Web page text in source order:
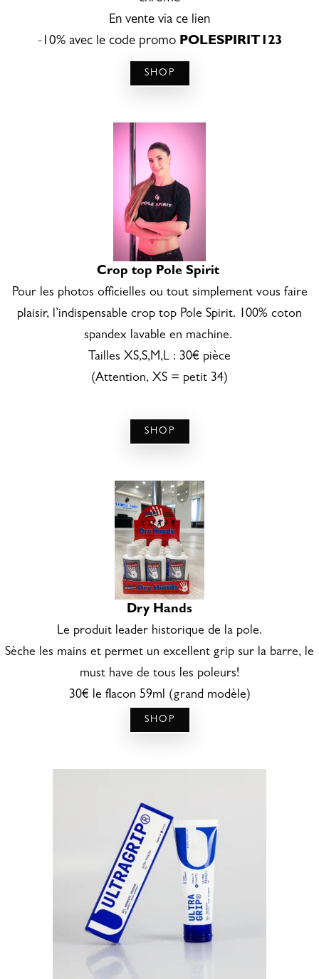
En vente via ce lien
-10% avec le code promo POLESPIRIT123
SHOP
Crop top Pole Spirit
Pour les photos officielles ou tout simplement vous faire
plaisir, l’indispensable crop top Pole Spirit. 100% coton
spandex lavable en machine.
Tailles XS,S,M,L : 30€ pièce
(Attention, XS = petit 34)
SHOP
Dry Hands
Le produit leader historique de la pole.
Sèche les mains et permet un excellent grip sur la barre, le
must have de tous les poleurs!
30€ le flacon 59ml (grand modèle)
SHOP